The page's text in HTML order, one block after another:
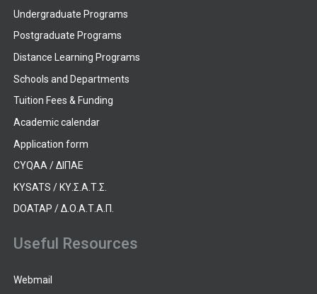
Undergraduate Programs
Postgraduate Programs
Distance Learning Programs
Schools and Departments
Tuition Fees & Funding
Academic calendar
Application form
CYQAA / ΔΙΠΑΕ
KYSATS / ΚΥ.Σ.Α.Τ.Σ.
DOATAP / Δ.Ο.Α.Τ.Α.Π.
Useful Resources
Webmail